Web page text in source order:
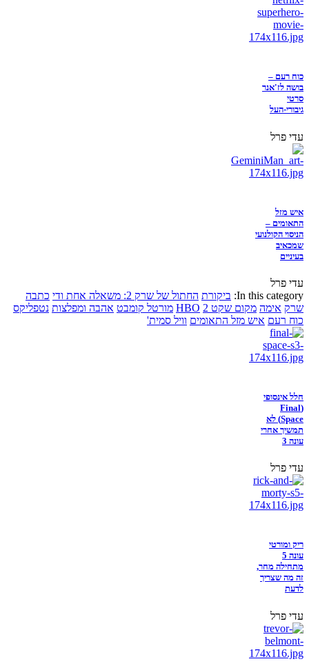
כוח רעם –
בושה לז'אנר
סרטי
גיבורי-העל
עדי פרל
איש מזל
התאומים –
הניסוי הקולנועי
שמכאיב
בעיניים
עדי פרל
In this category: ביקורת החתול של שרק 2: משאלה אחת ודי
כתבה
שרק אימה מקום שקט 2 HBO מורטל קומבט אהבה ומפלצות נטפליקס
כוח רעם איש מזל התאומים וויל סמית'
חלל אינסופי
(Final
Space) לא
תמשיך אחרי
עונה 3
עדי פרל
ריק ומורטי
עונה 5
מתחילה מחר,
זה מה שצריך
לדעת
עדי פרל